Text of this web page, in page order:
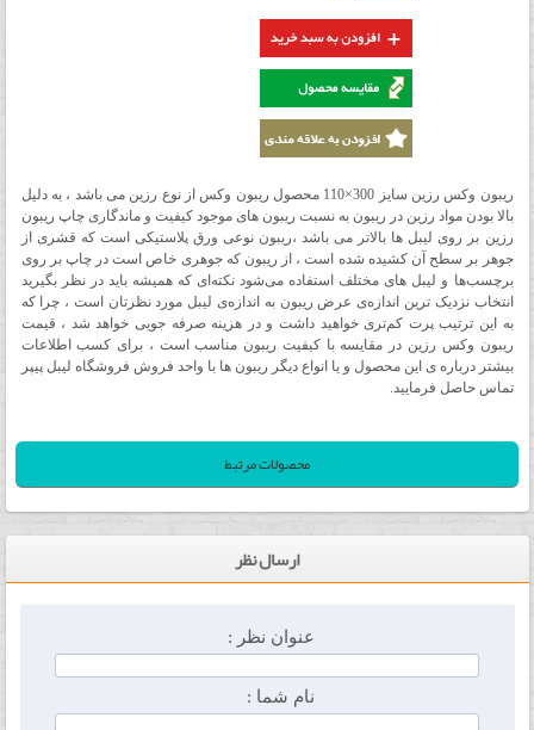
ریبون وکس رزین سایز 300×110 محصول ریبون وکس از نوع رزین می باشد ، به دلیل
بالا بودن مواد رزین در ریبون به نسبت ریبون های موجود کیفیت و ماندگاری چاپ ریبون
رزین بر روی لیبل ها بالاتر می باشد ،ریبون نوعی ورق پلاستیکی است که قشری از
جوهر بر سطح آن کشیده شده است ، از ریبون که جوهری خاص است در چاپ بر روی
برچسب‌ها و لیبل ‌های مختلف استفاده می‌شود نکته‌ای که همیشه باید در نظر بگیرید
انتخاب نزدیک‌ ترین اندازه‌ی عرض ریبون به اندازه‌ی لیبل مورد نظرتان است ، چرا که
به این ترتیب پرت کم‌تری خواهید داشت و در هزینه‌ صرفه‌ جویی خواهد شد ، قیمت
ریبون وکس رزین در مقایسه با کیفیت ریبون مناسب است ، برای کسب اطلاعات
بیشتر درباره ی این محصول و یا انواع دیگر ریبون ها با واحد فروش فروشگاه لیبل پیپر
تماس حاصل فرمایید.
محصولات مرتبط
ارسال نظر
عنوان نظر :
نام شما :